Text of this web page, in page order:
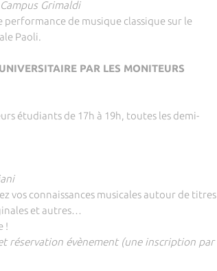
Grimaldi
de musique classique sur le
Paoli.
PAR LES MONITEURS
étudiants de 17h à 19h, toutes les demi-
vos connaissances musicales autour de titres
et autres…
!
réservation évènement (une inscription par